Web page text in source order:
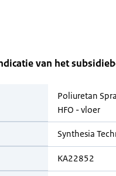
van het
Poliuretan
HFO - vloer
Synthesia
KA22852